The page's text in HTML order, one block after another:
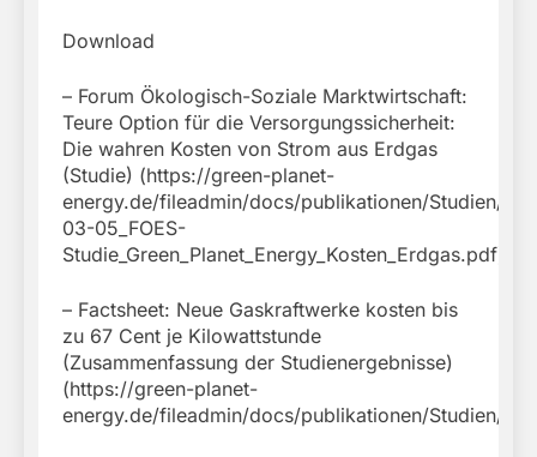
Download
– Forum Ökologisch-Soziale Marktwirtschaft:
Teure Option für die Versorgungssicherheit:
Die wahren Kosten von Strom aus Erdgas
(Studie) (https://green-planet-
energy.de/fileadmin/docs/publikationen/Studien/
03-05_FOES-
Studie_Green_Planet_Energy_Kosten_Erdgas.pdf)
– Factsheet: Neue Gaskraftwerke kosten bis
zu 67 Cent je Kilowattstunde
(Zusammenfassung der Studienergebnisse)
(https://green-planet-
energy.de/fileadmin/docs/publikationen/Studien/